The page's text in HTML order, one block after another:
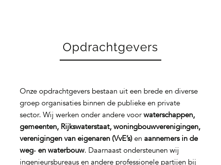
Opdrachtgevers
Onze opdrachtgevers bestaan uit een brede en diverse
groep organisaties binnen de publieke en private
sector. Wij werken onder andere voor waterschappen,
gemeenten, Rijkswaterstaat, woningbouwverenigingen,
verenigingen van eigenaren (VvE’s)en aannemers in de
weg‑ en waterbouw. Daarnaast ondersteunen wij
ingenieursbureaus en andere professionele partijen bij